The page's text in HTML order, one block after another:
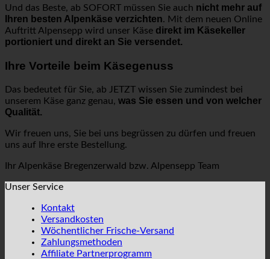
Und das Beste, ab SOFORT müssen Sie auch nicht mehr auf
Ihren besten Alpenkäse verzichten. Mit dem neuen Online
Auftritt Alpensepp wird unser Käse direkt im Käsekeller
portioniert und direkt an Sie versendet.
Ihre Vorteile beim Käsegenuss
Das bedeutet für Sie, ab JETZT wissen Sie zumindest bei
unserem Käse ganz genau, was Sie essen und von welcher
Qualität.
Wir freuen uns, Sie bei uns begrüssen zu dürfen und freuen
uns auf Ihre erste Bestellung.
Ihr Alpenkäse Bregenzerwald bzw. Alpensepp Team
Unser Service
Kontakt
Versandkosten
Wöchentlicher Frische-Versand
Zahlungsmethoden
Affiliate Partnerprogramm